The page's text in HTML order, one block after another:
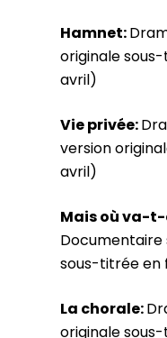
Hamnet:
originale
avril)
Vie privée:
version
avril)
Mais où va-
Documentaire
sous-titrée en
La chorale:
originale sous-